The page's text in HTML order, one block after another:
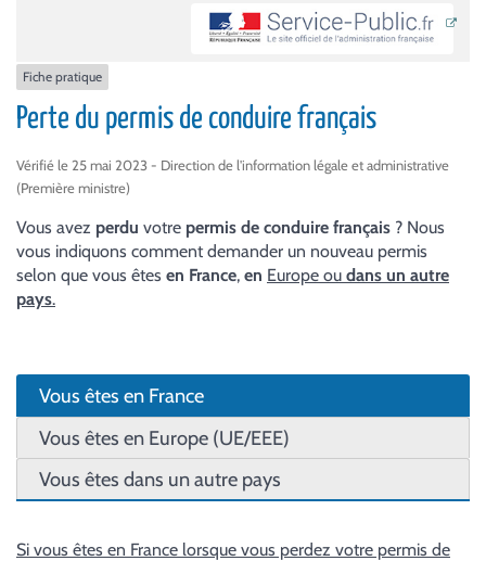
Fiche pratique
Perte du permis de conduire français
Vérifié le 25 mai 2023 - Direction de l'information légale et administrative
(Première ministre)
Vous avez perdu votre permis de conduire français ? Nous
vous indiquons comment demander un nouveau permis
selon que vous êtes en France, en Europe ou dans un autre
pays.
Vous êtes en France
Vous êtes en Europe (UE/EEE)
Vous êtes dans un autre pays
Si vous êtes en France lorsque vous perdez votre permis de